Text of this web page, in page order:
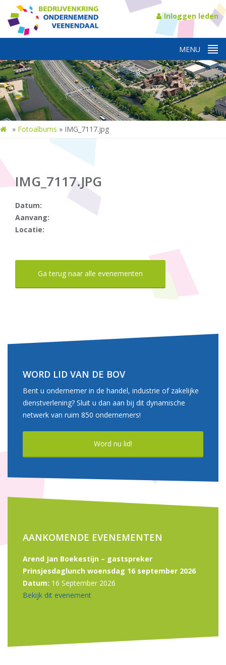
Inloggen leden
» Fotoalbums » IMG_7117.jpg
IMG_7117.JPG
Datum:
Aanvang:
Locatie:
Ga terug naar alle evenementen
WORD LID VAN DE BOV
Bent u ondernemer in de handel, industrie of zakelijke
dienstverlening? Sluit u dan aan bij dit dynamische
netwerk van ruim 850 ondernemers!
Word nu lid!
AANKOMENDE EVENEMENTEN
Arend Jan Boekestijn – gastspreker
Prinsjesdaglunch woensdag 16 september 2026
Datum: 16 September 2026
Bekijk dit evenement